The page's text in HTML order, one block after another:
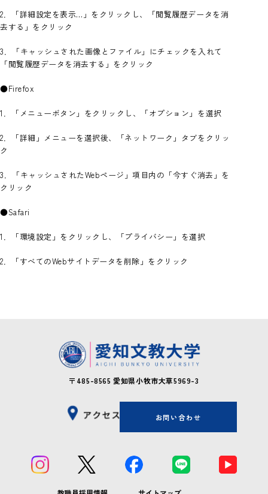
2．「詳細設定を表示…」をクリックし、「閲覧履歴データを消
去する」をクリック
3．「キャッシュされた画像とファイル」にチェックを入れて
「閲覧履歴データを消去する」をクリック
●Firefox
1．「メニューボタン」をクリックし、「オプション」を選択
2．「詳細」メニューを選択後、「ネットワーク」タブをクリッ
ク
3．「キャッシュされたWebページ」項目内の「今すぐ消去」を
クリック
●Safari
1．「環境設定」をクリックし、「プライバシー」を選択
2．「すべてのWebサイトデータを削除」をクリック
〒485-8565愛知県小牧市大草5969-3
お問い合わせ